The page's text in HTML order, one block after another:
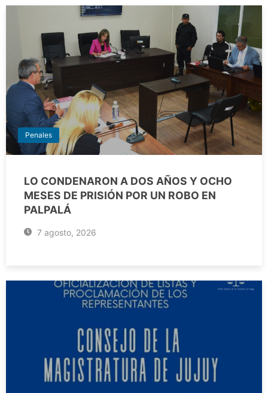
Penales
LO CONDENARON A DOS AÑOS Y OCHO
MESES DE PRISIÓN POR UN ROBO EN
PALPALÁ
7 agosto, 2026